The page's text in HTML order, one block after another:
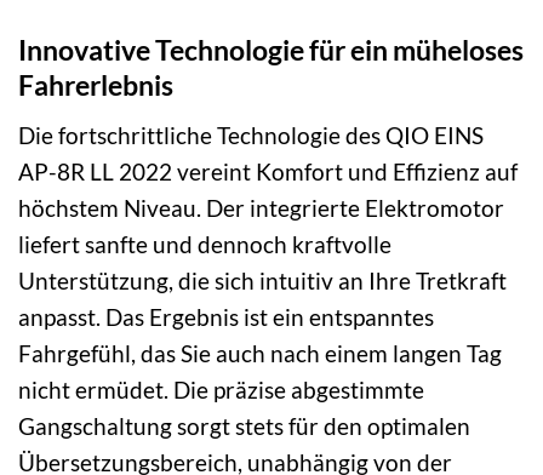
Innovative Technologie für ein müheloses
Fahrerlebnis
Die fortschrittliche Technologie des QIO EINS
AP-8R LL 2022 vereint Komfort und Effizienz auf
höchstem Niveau. Der integrierte Elektromotor
liefert sanfte und dennoch kraftvolle
Unterstützung, die sich intuitiv an Ihre Tretkraft
anpasst. Das Ergebnis ist ein entspanntes
Fahrgefühl, das Sie auch nach einem langen Tag
nicht ermüdet. Die präzise abgestimmte
Gangschaltung sorgt stets für den optimalen
Übersetzungsbereich, unabhängig von der